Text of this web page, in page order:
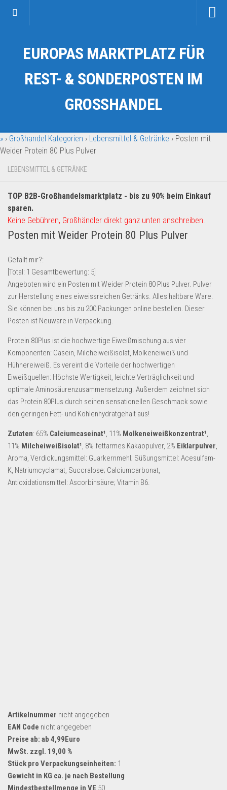
Kategorien
Auto & Motorrad
Fahrzeuge & Transport
Garten & Werkzeug
Geschäft, Büro & Schreibwaren
Geschenkartikel
Handy und Smartphone
Kosmetik & Pflege
Lebensmittel & Getränke
Multimedia & Elektro
Münzen
Schuhe & Accessoires
Sport & Freizeit
Uhren & Schmuck
Wohnen & Einrichten
Restposten-Angebote
Restposten für Privatpersonen
Saison & Eventprodkte
Dropshipping-Produkte
B2B Produkte
EUROPAS MARKTPLATZ FÜR
REST- & SONDERPOSTEN IM
GROSSHANDEL
» › Großhandel Kategorien › Lebensmittel & Getränke › Posten mit
Weider Protein 80 Plus Pulver
LEBENSMITTEL & GETRÄNKE
TOP B2B-Großhandelsmarktplatz - bis zu 90% beim Einkauf
sparen.
Keine Gebühren, Großhändler direkt ganz unten anschreiben.
Posten mit Weider Protein 80 Plus Pulver
Gefällt mir?:
[Total: 1 Gesamtbewertung: 5
Angeboten wird ein Posten mit Weider Protein 80 Plus Pulver. Pulver
zur Herstellung eines eiweissreichen Getränks. Alles haltbare Ware.
Sie können bei uns bis zu 200 Packungen online bestellen. Dieser
Posten ist Neuware in Verpackung.
Protein 80Plus ist die hochwertige Eiweißmischung aus vier
Komponenten: Casein, Milcheiweißisolat, Molkeneiweiß und
Hühnereiweiß. Es vereint die Vorteile der hochwertigen
Eiweißquellen: Höchste Wertigkeit, leichte Verträglichkeit und
optimale Aminosäurenzusammensetzung. Außerdem zeichnet sich
das Protein 80Plus durch seinen sensationellen Geschmack sowie
den geringen Fett- und Kohlenhydratgehalt aus!
Zutaten: 65% Calciumcaseinat¹, 11% Molkeneiweißkonzentrat¹,
11% Milcheiweißisolat¹, 8% fettarmes Kakaopulver, 2% Eiklarpulver,
Aroma, Verdickungsmittel: Guarkernmehl; Süßungsmittel: Acesulfam-
K, Natriumcyclamat, Succralose; Calciumcarbonat,
Antioxidationsmittel: Ascorbinsäure; Vitamin B6.
Artikelnummer nicht angegeben
EAN Code nicht angegeben
Preise ab: ab 4,99Euro
MwSt. zzgl. 19,00 %
Stück pro Verpackungseinheiten: 1
Gewicht in KG ca. je nach Bestellung
Mindestbestellmenge in VE 50